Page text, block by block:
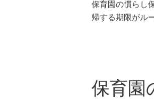
保育園の慣らし
帰する期限がル
保育園